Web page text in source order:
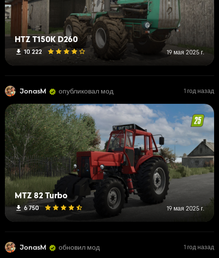
HTZ T150K D260
10 222 19 мая 2025 г.
JonasM опубликовал мод 1 год назад
MTZ 82 Turbo
6 750 19 мая 2025 г.
JonasM обновил мод 1 год назад